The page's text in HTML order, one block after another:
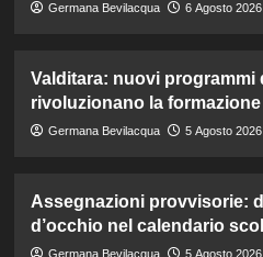
Germana Bevilacqua 6 Agosto
Valditara: nuovi programmi
rivoluzionano la
Germana Bevilacqua 5 Agosto
Assegnazioni provvisorie:
d’occhio nel calendario
Germana Bevilacqua 5 Agosto